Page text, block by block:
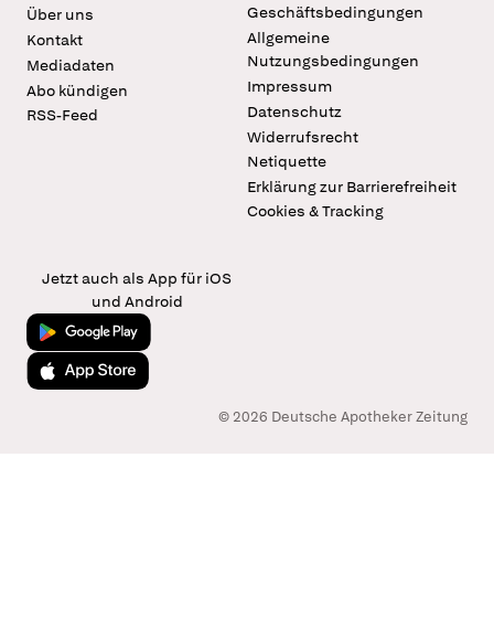
Über uns
Kontakt
Mediadaten
Abo kündigen
RSS-Feed
Geschäftsbedingungen
Allgemeine
Nutzungsbedingungen
Impressum
Datenschutz
Widerrufsrecht
Netiquette
Erklärung zur Barrierefreiheit
Cookies & Tracking
Jetzt auch als App für iOS
und Android
Jetzt bei Google Play
Laden im App Store
© 2026 Deutsche Apotheker Zeitung